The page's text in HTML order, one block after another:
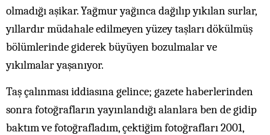
olmadığı aşikar. Yağmur yağınca dağılıp yıkılan surlar,
yıllardır müdahale edilmeyen yüzey taşları dökülmüş
bölümlerinde giderek büyüyen bozulmalar ve
yıkılmalar yaşanıyor.
Taş çalınması iddiasına gelince; gazete haberlerinden
sonra fotoğrafların yayınlandığı alanlara ben de gidip
baktım ve fotoğrafladım, çektiğim fotoğrafları 2001,